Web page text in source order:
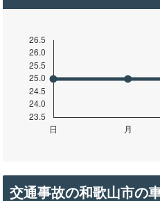
交通事故の和歌山市の